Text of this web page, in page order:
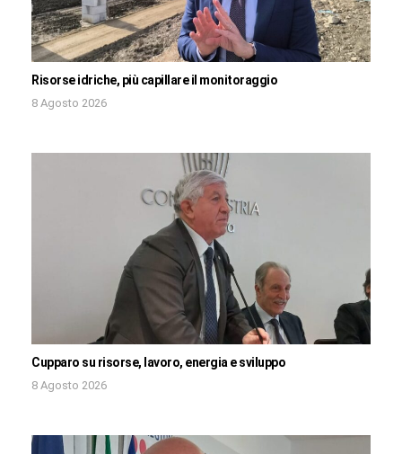
Risorse idriche, più capillare il monitoraggio
8 Agosto 2026
Cupparo su risorse, lavoro, energia e sviluppo
8 Agosto 2026